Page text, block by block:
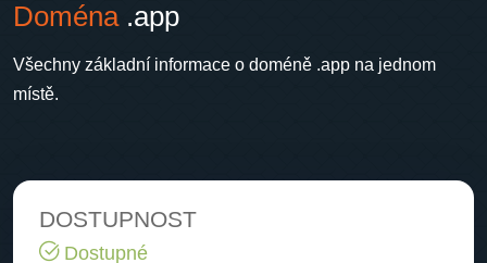
Doména.app
Všechny základní informace o doméně .app na jednom
místě.
DOSTUPNOST
Dostupné